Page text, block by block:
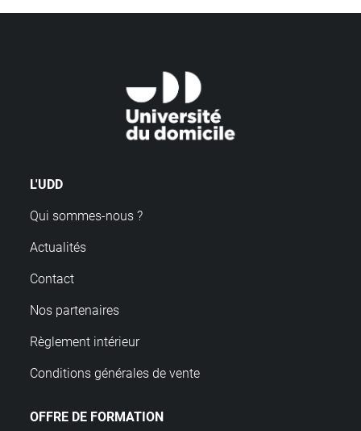
L'UDD
Qui sommes-nous ?
Actualités
Contact
Nos partenaires
Règlement intérieur
Conditions générales de vente
OFFRE DE FORMATION